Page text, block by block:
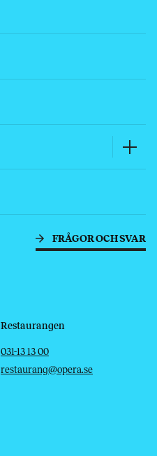
FRÅGOR OCH SVAR
Restaurangen
Telefon
031-13 13 00
E-post
restaurang@opera.se